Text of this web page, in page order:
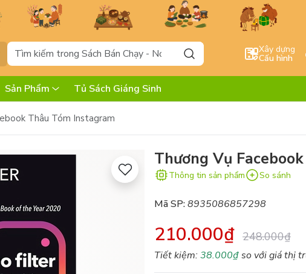
Xây dựng
Cấu hình
Sản Phẩm Tủ Sách Giáng Sinh
Thâu Tóm Instagram
Thương Vụ
Thông tin sản phẩm So sánh
Mã SP:8935086857298
210.000₫ 248.000₫
Tiết kiệm:38.000₫so với giá thị